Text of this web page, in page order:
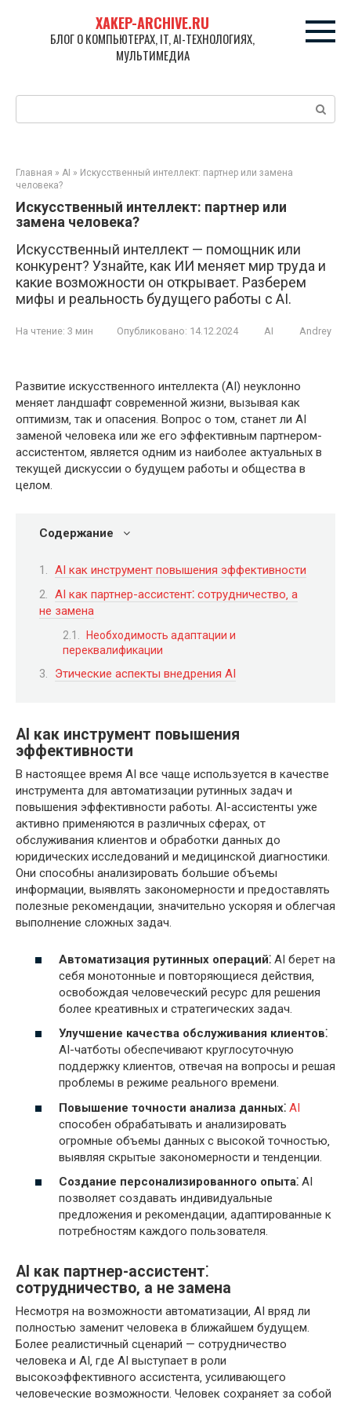
XAKEP-ARCHIVE.RU
БЛОГ О КОМПЬЮТЕРАХ, IT, AI-ТЕХНОЛОГИЯХ,
МУЛЬТИМЕДИА
Поиск:
Главная » AI » Искусственный интеллект: партнер или замена
человека?
Искусственный интеллект: партнер или
замена человека?
Искусственный интеллект — помощник или
конкурент? Узнайте, как ИИ меняет мир труда и
какие возможности он открывает. Разберем
мифы и реальность будущего работы с AI.
На чтение: 3 мин Опубликовано: 14.12.2024 AI Andrey
Развитие искусственного интеллекта (AI) неуклонно
меняет ландшафт современной жизни‚ вызывая как
оптимизм‚ так и опасения. Вопрос о том‚ станет ли AI
заменой человека или же его эффективным партнером-
ассистентом‚ является одним из наиболее актуальных в
текущей дискуссии о будущем работы и общества в
целом.
Содержание
AI как инструмент повышения эффективности
AI как партнер-ассистент⁚ сотрудничество‚ а
не замена
Необходимость адаптации и
переквалификации
Этические аспекты внедрения AI
AI как инструмент повышения
эффективности
В настоящее время AI все чаще используется в качестве
инструмента для автоматизации рутинных задач и
повышения эффективности работы. AI-ассистенты уже
активно применяются в различных сферах‚ от
обслуживания клиентов и обработки данных до
юридических исследований и медицинской диагностики.
Они способны анализировать большие объемы
информации‚ выявлять закономерности и предоставлять
полезные рекомендации‚ значительно ускоряя и облегчая
выполнение сложных задач.
Автоматизация рутинных операций⁚ AI берет на
себя монотонные и повторяющиеся действия‚
освобождая человеческий ресурс для решения
более креативных и стратегических задач.
Улучшение качества обслуживания клиентов⁚
AI-чатботы обеспечивают круглосуточную
поддержку клиентов‚ отвечая на вопросы и решая
проблемы в режиме реального времени.
Повышение точности анализа данных⁚ AI
способен обрабатывать и анализировать
огромные объемы данных с высокой точностью‚
выявляя скрытые закономерности и тенденции.
Создание персонализированного опыта⁚ AI
позволяет создавать индивидуальные
предложения и рекомендации‚ адаптированные к
потребностям каждого пользователя.
AI как партнер-ассистент⁚
сотрудничество‚ а не замена
Несмотря на возможности автоматизации‚ AI вряд ли
полностью заменит человека в ближайшем будущем.
Более реалистичный сценарий — сотрудничество
человека и AI‚ где AI выступает в роли
высокоэффективного ассистента‚ усиливающего
человеческие возможности. Человек сохраняет за собой